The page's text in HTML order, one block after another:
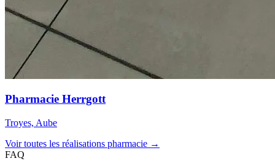
Pharmacie Herrgott
Troyes, Aube
Voir toutes les réalisations pharmacie →
FAQ